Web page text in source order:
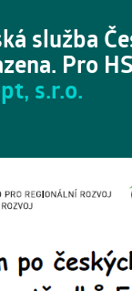
služba
Pro
s.r.o.